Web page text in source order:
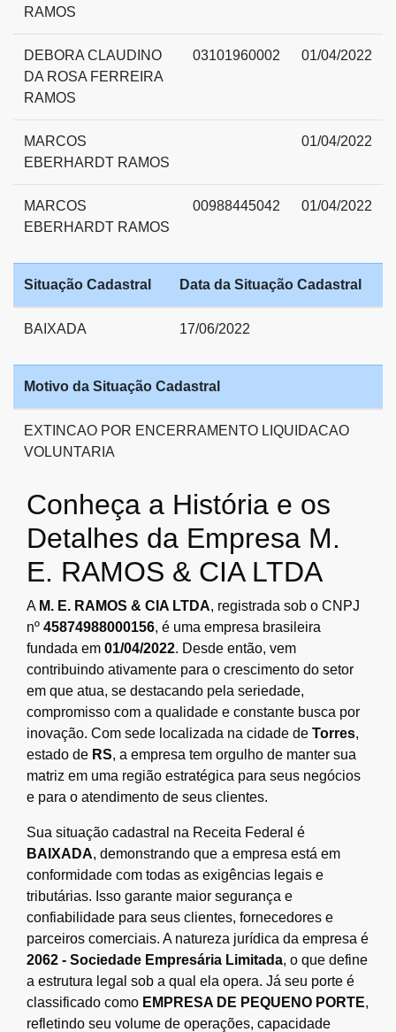
RAMOS
DEBORA CLAUDINO
DA ROSA FERREIRA
RAMOS
03101960002 01/04/2022
MARCOS
EBERHARDT RAMOS
01/04/2022
MARCOS
EBERHARDT RAMOS
00988445042 01/04/2022
Situação Cadastral Data da Situação Cadastral
BAIXADA 17/06/2022
Motivo da Situação Cadastral
EXTINCAO POR ENCERRAMENTO LIQUIDACAO
VOLUNTARIA
Conheça a História e os
Detalhes da Empresa M.
E. RAMOS & CIA LTDA
A M. E. RAMOS & CIA LTDA, registrada sob o CNPJ
nº 45874988000156, é uma empresa brasileira
fundada em 01/04/2022. Desde então, vem
contribuindo ativamente para o crescimento do setor
em que atua, se destacando pela seriedade,
compromisso com a qualidade e constante busca por
inovação. Com sede localizada na cidade de Torres,
estado de RS, a empresa tem orgulho de manter sua
matriz em uma região estratégica para seus negócios
e para o atendimento de seus clientes.
Sua situação cadastral na Receita Federal é
BAIXADA, demonstrando que a empresa está em
conformidade com todas as exigências legais e
tributárias. Isso garante maior segurança e
confiabilidade para seus clientes, fornecedores e
parceiros comerciais. A natureza jurídica da empresa é
2062 - Sociedade Empresária Limitada, o que define
a estrutura legal sob a qual ela opera. Já seu porte é
classificado como EMPRESA DE PEQUENO PORTE,
refletindo seu volume de operações, capacidade